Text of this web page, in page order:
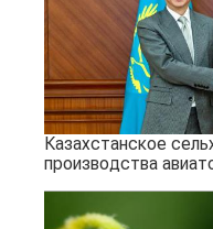
Казахстанское
производства